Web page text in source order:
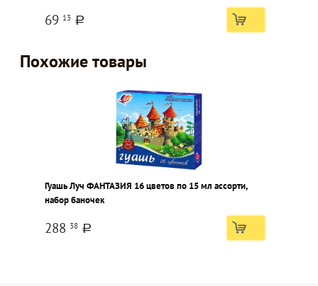
69 13 a
Похожие товары
Гуашь Луч ФАНТАЗИЯ 16 цветов по 15 мл ассорти,
набор баночек
288 38 a